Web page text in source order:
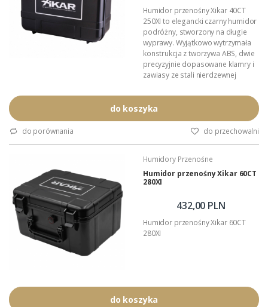
Humidor przenośny Xikar 40CT
250XI to elegancki czarny humidor
podróżny, stworzony na długie
wyprawy. Wyjątkowo wytrzymała
konstrukcja z tworzywa ABS, dwie
precyzyjnie dopasowane klamry i
zawiasy ze stali nierdzewnej
wodoszczelny i
hermetyczny. Cztery poziome tacki
chronią każde cygaro, a każda
Ponadto nawilżacz Xikar,...
do koszyka
do porównania do przechowalni
Humidory Przenośne
Humidor przenośny Xikar 60CT
280XI
432,00 PLN
Humidor przenośny Xikar 60CT
280XI
do koszyka